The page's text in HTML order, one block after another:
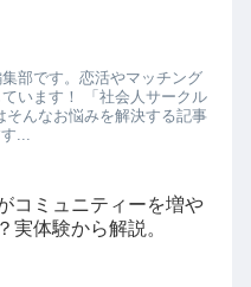
部です。恋活やマッチング
います！ 「社会人サークル
そんなお悩みを解決する記事
...
コミュニティーを増や
実体験から解説。